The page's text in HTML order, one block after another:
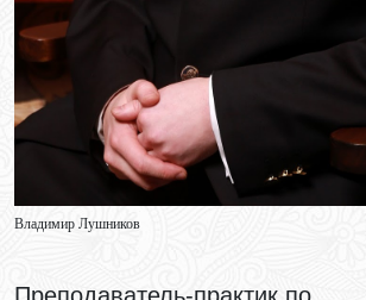
Владимир Лушников